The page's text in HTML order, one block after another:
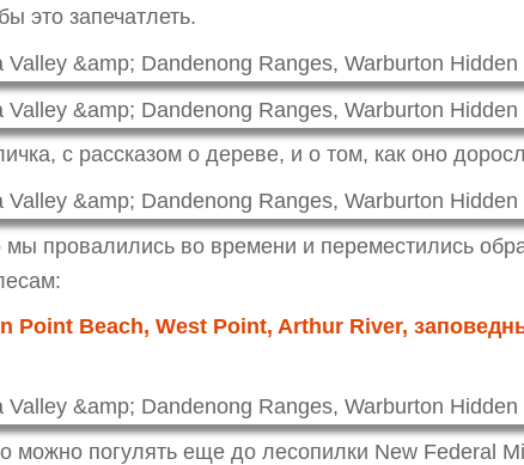
это запечатлеть.
с рассказом о дереве, и о том, как оно
мы провалились во времени и переместились
Point Beach, West Point, Arthur River,
можно погулять еще до лесопилки New Federal